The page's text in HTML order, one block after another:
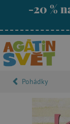
-20 %
Pohádky